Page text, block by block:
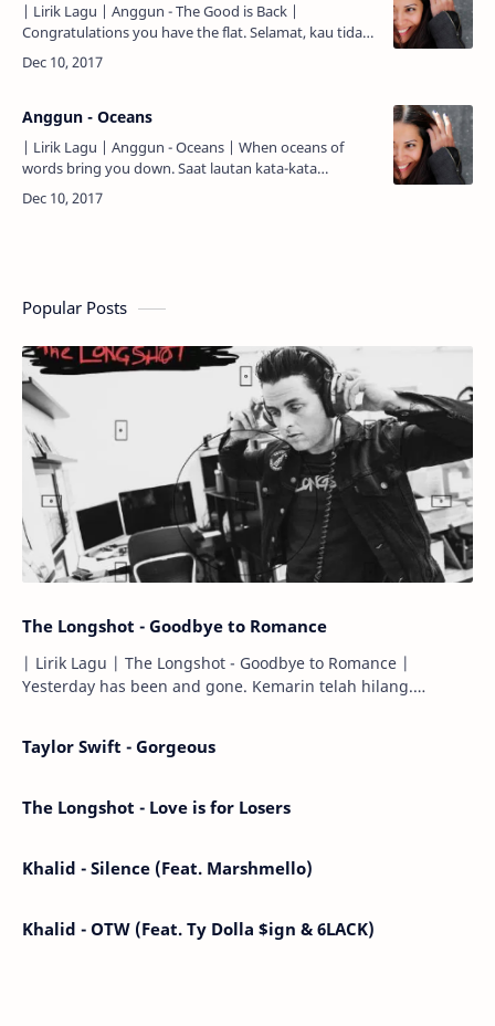
| Lirik Lagu | Anggun - The Good is Back |
Congratulations you have the flat. Selamat, kau tidak
berubah. You keep the car I keep the cat. Kau
menjaga mobil,…
Anggun - Oceans
| Lirik Lagu | Anggun - Oceans | When oceans of
words bring you down. Saat lautan kata-kata
membuatmu kecewa. Waves of hate try to make you
drown. Ombak-omba…
Popular Posts
The Longshot - Goodbye to Romance
| Lirik Lagu | The Longshot - Goodbye to Romance |
Yesterday has been and gone. Kemarin telah hilang.
Taylor Swift - Gorgeous
The Longshot - Love is for Losers
Khalid - Silence (Feat. Marshmello)
Khalid - OTW (Feat. Ty Dolla $ign & 6LACK)